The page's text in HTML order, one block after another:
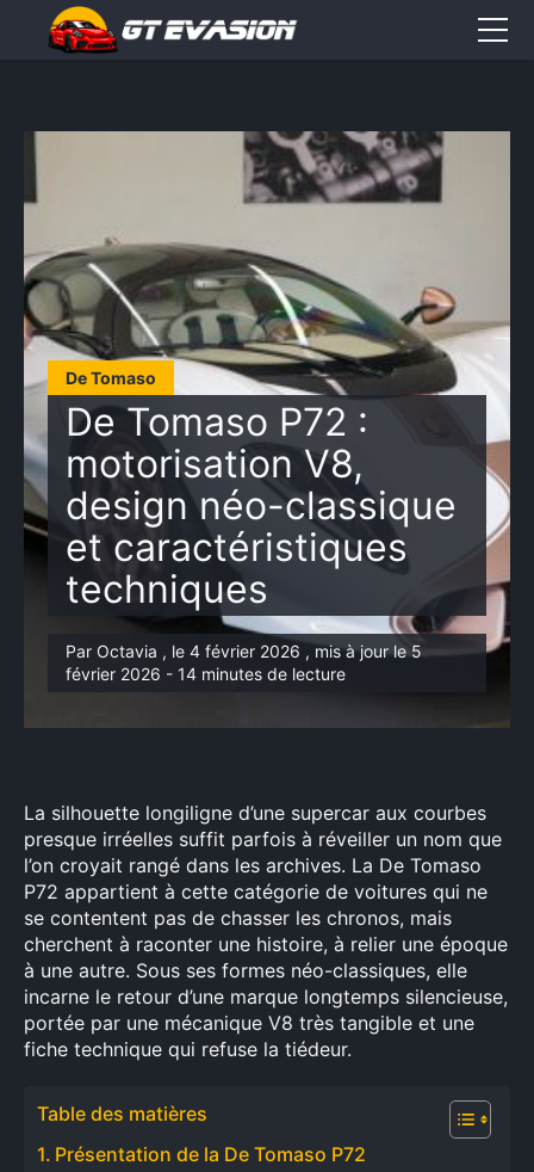
De Tomaso
De Tomaso P72 :
motorisation V8,
design néo-classique
et caractéristiques
techniques
Par Octavia , le 4 février 2026 , mis à jour le 5
février 2026 - 14 minutes de lecture
La silhouette longiligne d’une supercar aux courbes
presque irréelles suffit parfois à réveiller un nom que
l’on croyait rangé dans les archives. La De Tomaso
P72 appartient à cette catégorie de voitures qui ne
se contentent pas de chasser les chronos, mais
cherchent à raconter une histoire, à relier une époque
à une autre. Sous ses formes néo-classiques, elle
incarne le retour d’une marque longtemps silencieuse,
portée par une mécanique V8 très tangible et une
fiche technique qui refuse la tiédeur.
Table des matières
Présentation de la De Tomaso P72
Sorties
Élément
de
menu
Élément
de
menu
Élément
de
menu